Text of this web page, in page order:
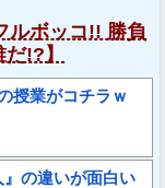
ルボッコ!! 勝負
!?】
授業がコチラｗ
』の違いが面白い